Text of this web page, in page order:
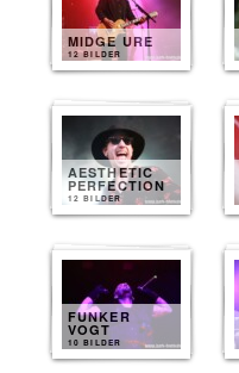
MIDGE URE
12 BILDER
AESTHETIC
PERFECTION
12 BILDER
FUNKER
VOGT
10 BILDER